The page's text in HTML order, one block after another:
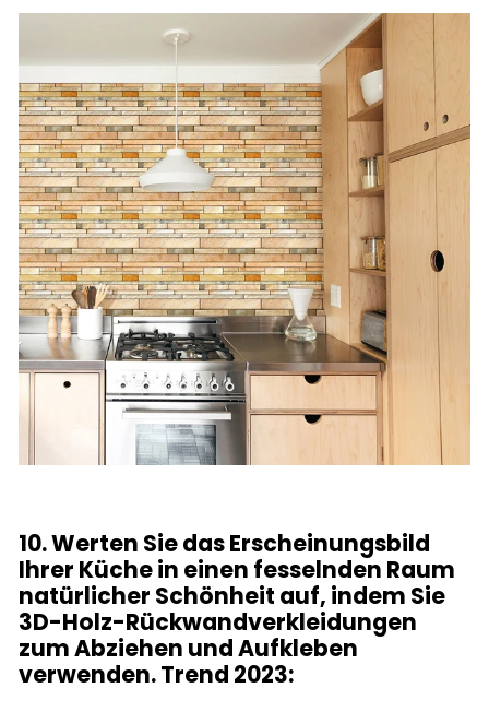
10. Werten Sie das Erscheinungsbild
Ihrer Küche in einen fesselnden Raum
natürlicher Schönheit auf, indem Sie
3D-Holz-Rückwandverkleidungen
zum Abziehen und Aufkleben
verwenden. Trend 2023: